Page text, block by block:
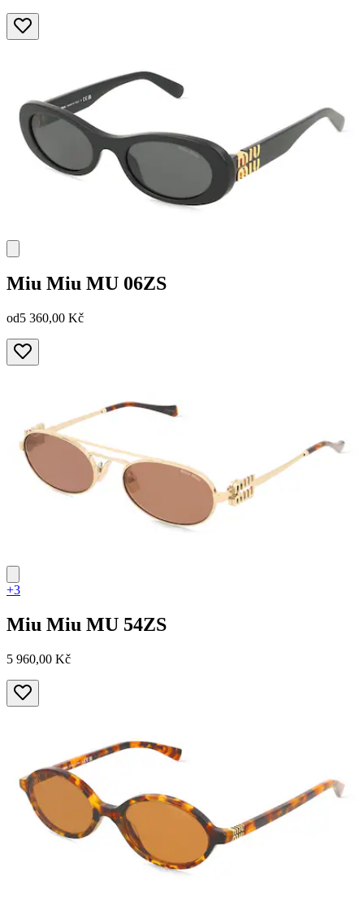
Miu Miu MU 06ZS
od5 360,00 Kč
+3
Miu Miu MU 54ZS
5 960,00 Kč